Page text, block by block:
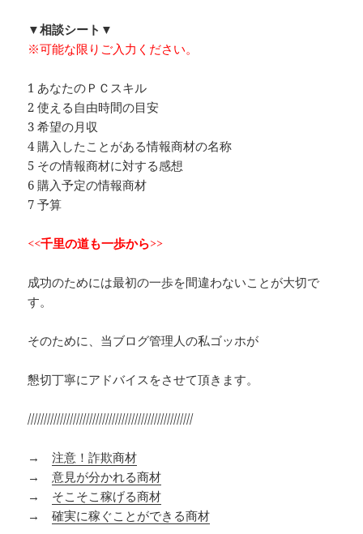
▼相談シート▼
※可能な限りご入力ください。
1 あなたのＰＣスキル
2 使える自由時間の目安
3 希望の月収
4 購入したことがある情報商材の名称
5 その情報商材に対する感想
6 購入予定の情報商材
7 予算
<<千里の道も一歩から>>
成功のためには最初の一歩を間違わないことが大切で
す。
そのために、当ブログ管理人の私ゴッホが
懇切丁寧にアドバイスをさせて頂きます。
///////////////////////////////////////////////////
→注意！詐欺商材
→意見が分かれる商材
→ そこそこ稼げる商材
→確実に稼ぐことができる商材